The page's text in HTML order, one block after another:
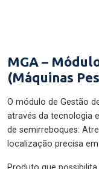
MGA –
(Máquinas
O módulo de Gestão
através da tecnologia
de semirreboques:
localização precisa